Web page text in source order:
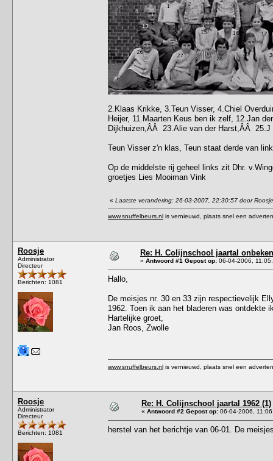
2.Klaas Krikke, 3.Teun Visser, 4.Chiel
Heijer, 11.Maarten Keus ben ik zelf, 12.Jan
Dijkhuizen,ÂÂ 23.Alie van der Harst,ÂÂ 25.J
Teun Visser z'n klas, Teun staat derde van
Op de middelste rij geheel links zit Dhr.
groetjes Lies Mooiman Vink
« Laatste verandering: 26-03-2007, 22:30:57 door Roosje
www.snuffelbeurs.nl is vernieuwd, plaats snel een
Roosje
Administrator
Directeur
Berichten: 1081
Re: H. Colijnschool jaartal
« Antwoord #1 Gepost op: 06-04-2006,
Hallo,
De meisjes nr. 30 en 33 zijn respectievelijk
1962. Toen ik aan het bladeren was
Hartelijke groet,
Jan Roos, Zwolle
www.snuffelbeurs.nl is vernieuwd, plaats snel een
Roosje
Administrator
Directeur
Berichten: 1081
Re: H. Colijnschool jaartal 1962 (1)
« Antwoord #2 Gepost op: 06-04-2006,
herstel van het berichtje van 06-01. De